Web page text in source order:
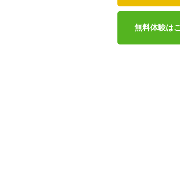
無料体験は